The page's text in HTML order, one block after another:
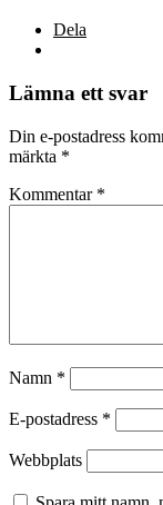
Dela
Lämna ett svar
Din e-postadress
märkta *
Kommentar *
Namn *
E-postadress *
Webbplats